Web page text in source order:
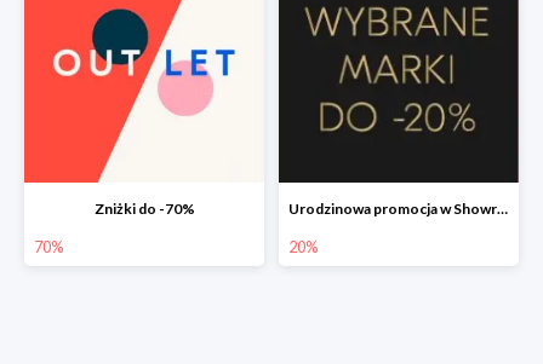
Zniżki do -70%
70%
Urodzinowa promocja w Showroom do -20%
20%